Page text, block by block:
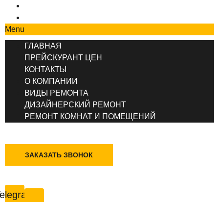
Menu
ГЛАВНАЯ
ПРЕЙСКУРАНТ ЦЕН
КОНТАКТЫ
О КОМПАНИИ
ВИДЫ РЕМОНТА
ДИЗАЙНЕРСКИЙ РЕМОНТ
РЕМОНТ КОМНАТ И ПОМЕЩЕНИЙ
ЗАКАЗАТЬ ЗВОНОК